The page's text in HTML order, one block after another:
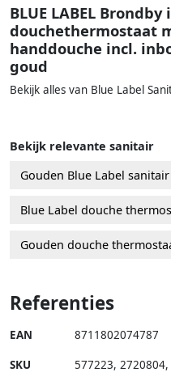
BLUE LABEL
douchethermostaat
handdouche incl.
goud
Bekijk alles van Blue Label
Bekijk relevante sanitair
Gouden Blue Label sanitair
Blue Label douche
Gouden douche
Referenties
EAN 8711802074787
SKU 577223, 2720804,